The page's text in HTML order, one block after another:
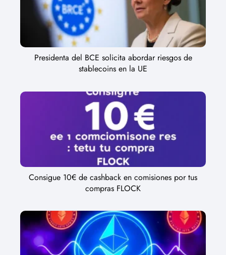
Presidenta del BCE solicita abordar riesgos de
stablecoins en la UE
Consigue 10€ de cashback en comisiones por tus
compras FLOCK